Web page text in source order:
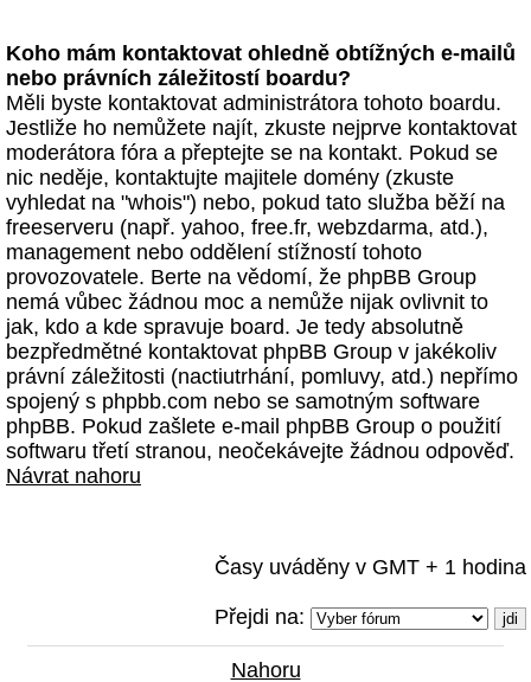
Koho mám kontaktovat ohledně obtížných e-mailů
nebo právních záležitostí boardu?
Měli byste kontaktovat administrátora tohoto boardu.
Jestliže ho nemůžete najít, zkuste nejprve kontaktovat
moderátora fóra a přeptejte se na kontakt. Pokud se
nic neděje, kontaktujte majitele domény (zkuste
vyhledat na "whois") nebo, pokud tato služba běží na
freeserveru (např. yahoo, free.fr, webzdarma, atd.),
management nebo oddělení stížností tohoto
provozovatele. Berte na vědomí, že phpBB Group
nemá vůbec žádnou moc a nemůže nijak ovlivnit to
jak, kdo a kde spravuje board. Je tedy absolutně
bezpředmětné kontaktovat phpBB Group v jakékoliv
právní záležitosti (nactiutrhání, pomluvy, atd.) nepřímo
spojený s phpbb.com nebo se samotným software
phpBB. Pokud zašlete e-mail phpBB Group o použití
softwaru třetí stranou, neočekávejte žádnou odpověď.
Návrat nahoru
Časy uváděny v GMT + 1 hodina
Přejdi na:
Nahoru